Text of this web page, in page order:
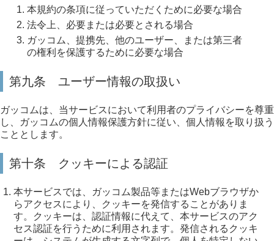
本規約の条項に従っていただくために必要な場合
法令上、必要または必要とされる場合
ガッコム、提携先、他のユーザー、または第三者
の権利を保護するために必要な場合
第九条 ユーザー情報の取扱い
ガッコムは、当サービスにおいて利用者のプライバシーを尊重
し、ガッコムの個人情報保護方針に従い、個人情報を取り扱う
こととします。
第十条 クッキーによる認証
本サービスでは、ガッコム製品等またはWebブラウザか
らアクセスにより、クッキーを発信することがありま
す。クッキーは、認証情報に代えて、本サービスのアク
セス認証を行うために利用されます。発信されるクッキ